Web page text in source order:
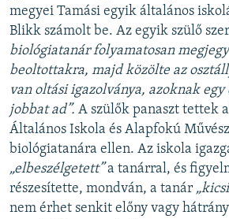
megyei Tamási egyik általános
Blikk számolt be. Az egyik szülő
biológiatanár folyamatosan
beoltottakra, majd közölte az
van oltási igazolványa, azoknak
jobbat ad”. A szülők panaszt tettek
Általános Iskola és Alapfokú
biológiatanára ellen. Az iskola
„elbeszélgetett”a tanárral, és
részesítette, mondván, a tanár
nem érhet senkit előny vagy